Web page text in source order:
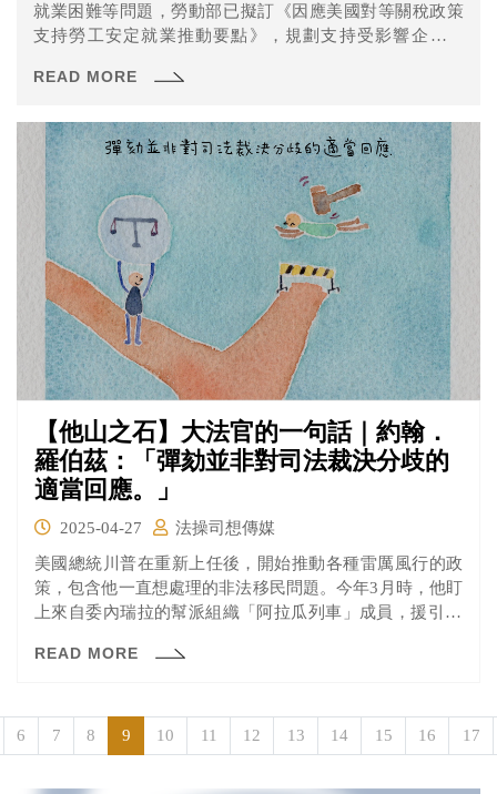
就業困難等問題，勞動部已擬訂《因應美國對等關稅政策
支持勞工安定就業推動要點》，規劃支持受影響企業辦
務、鼓勵青年參加政策性產業訓練課程、初次尋職青年就
READ MORE
【他山之石】大法官的一句話｜約翰．
羅伯茲：「彈劾並非對司法裁決分歧的
適當回應。」
2025-04-27
法操司想傳媒
美國總統川普在重新上任後，開始推動各種雷厲風行的政
策，包含他一直想處理的非法移民問題。今年3月時，他盯
上來自委內瑞拉的幫派組織「阿拉瓜列車」成員，援引18
250多名黑幫非法移民「打包」並以飛機送往薩爾瓦多的監
READ MORE
6 7 8 9 10 11 12 13 14 15 16 17